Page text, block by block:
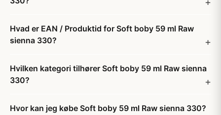
Hvad er EAN / Produktid for Soft boby 59 ml Raw
sienna 330?
Hvilken kategori tilhører Soft boby 59 ml Raw sienna
330?
Hvor kan jeg købe Soft boby 59 ml Raw sienna 330?